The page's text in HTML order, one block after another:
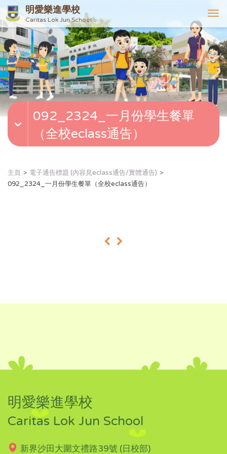
明愛樂進學校
Caritas Lok Jun School
T
o
g
g
l
e
n
v
092_2324_一月份學生餐單
（全校eclass通告）
主頁
電子通告標題 (內容見eclass通告/實體通告)
092_2324_一月份學生餐單（全校eclass通告）
« »
明愛樂進學校
Caritas Lok Jun School
新界沙田大圍文禮路39號 (日校部)